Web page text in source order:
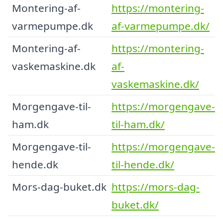
Montering-af-
varmepumpe.dk
https://montering-
af-varmepumpe.dk/
Montering-af-
vaskemaskine.dk
https://montering-
af-
vaskemaskine.dk/
Morgengave-til-
ham.dk
https://morgengave-
til-ham.dk/
Morgengave-til-
hende.dk
https://morgengave-
til-hende.dk/
Mors-dag-buket.dk https://mors-dag-
buket.dk/